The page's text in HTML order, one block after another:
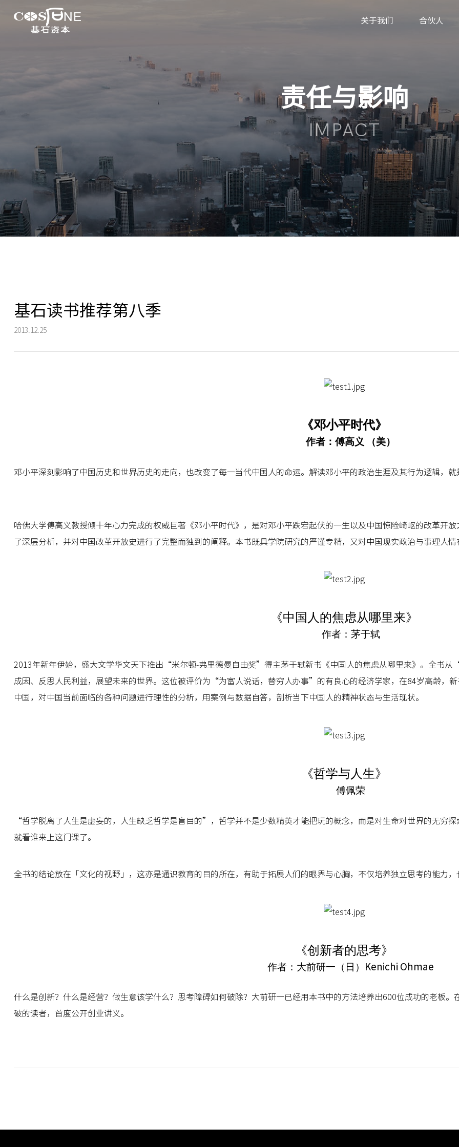
关于我们 合伙人
责任与影响
IMPACT
基石读书推荐第八季
2013.12.25
《邓小平时代》
作者：傅高义 （美）
邓小平深刻影响了中国历史和世界历史的走向，也改变了每一当代中国人的命运。解读邓小平的政治生涯及其行为逻辑，
哈佛大学傅高义教授倾十年心力完成的权威巨著《邓小平时代》，是对邓小平跌宕起伏的一生以及中国惊险崎岖的改革开
了深层分析，并对中国改革开放史进行了完整而独到的阐释。本书既具学院研究的严谨专精，又对中国现实政治与事理
《中国人的焦虑从哪里来》
作者：茅于轼
2013年新年伊始，盛大文学华文天下推出“米尔顿-弗里德曼自由奖”得主茅于轼新书《中国人的焦虑从哪里来》。全书
成因、反思人民利益，展望未来的世界。这位被评价为“为富人说话，替穷人办事”的有良心的经济学家，在84岁高龄，
中国，对中国当前面临的各种问题进行理性的分析，用案例与数据自答，剖析当下中国人的精神状态与生活现状。
《哲学与人生》
傅佩荣
“哲学脱离了人生是虚妄的，人生缺乏哲学是盲目的”，哲学并不是少数精英才能把玩的概念，而是对生命对世界的无穷
就看谁来上这门课了。
全书的结论放在「文化的视野」，这亦是通识教育的目的所在，有助于拓展人们的眼界与心胸，不仅培养独立思考的能力
《创新者的思考》
作者：大前研一（日） Kenichi Ohmae
什么是创新？什么是经营？做生意该学什么？思考障碍如何破除？大前研一已经用本书中的方法培养出600位成功的老板
破的读者，首度公开创业讲义。